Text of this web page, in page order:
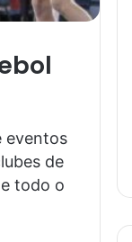
eventos
de
todo o